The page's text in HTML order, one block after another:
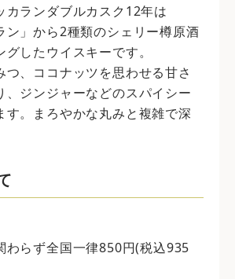
カランダブルカスク12年は
ン」から2種類のシェリー樽原酒
したウイスキーです。
つ、ココナッツを思わせる甘さ
、ジンジャーなどのスパイシー
す。まろやかな丸みと複雑で深
わらず全国一律850円(税込935